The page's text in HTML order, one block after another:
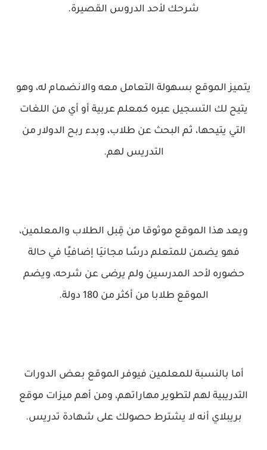
شرحك لأحد الدروس القصيرة.
يتميز الموقع بسهولة التعامل معه والانضمام له، وهو
يتيح لك التسجيل عبره كمعلم عربية أو أي من اللغات
التي يتيحها، ثم البحث عن طلاب، وبدء ربح الدولار من
التدريس لهم.
ويعد هذا الموقع موثوقا من قِبل الطلاب والمعلمين،
فهو يضمن للمتعلم درسًا مجانيَا إضافيًا في حالة
حضوره لأحد المدرسين ولم يرضى عن شرحه، ويضم
الموقع طلابا من أكثر من 180 دولة.
أما بالنسبة للمعلمين فيوفر الموقع بعض الدورات
التدريبية لهم لتطوير مهاراتهم، ومن أهم ميزات موقع
بريبلاي أنه لا يشترط حصولك على شهادة تدريس.